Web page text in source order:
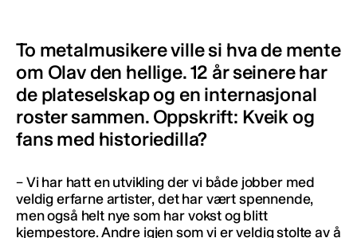
To metalmusikere ville si hva de mente
om Olav den hellige. 12 år seinere har
de plateselskap og en internasjonal
roster sammen. Oppskrift: Kveik og
fans med historiedilla?
– Vi har hatt en utvikling der vi både jobber med
veldig erfarne artister, det har vært spennende,
men også helt nye som har vokst og blitt
kjempestore. Andre igjen som vi er veldig stolte av å